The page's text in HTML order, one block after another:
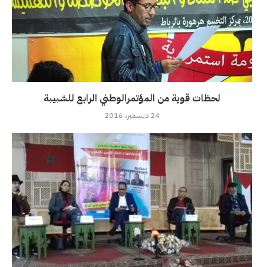
لحظات قوية من المؤتمرالوطني الرابع للشبيبة
24 ديسمبر، 2016